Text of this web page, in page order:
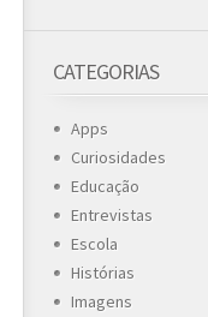
CATEGORIAS
Apps
Curiosidades
Educação
Entrevistas
Escola
Histórias
Imagens